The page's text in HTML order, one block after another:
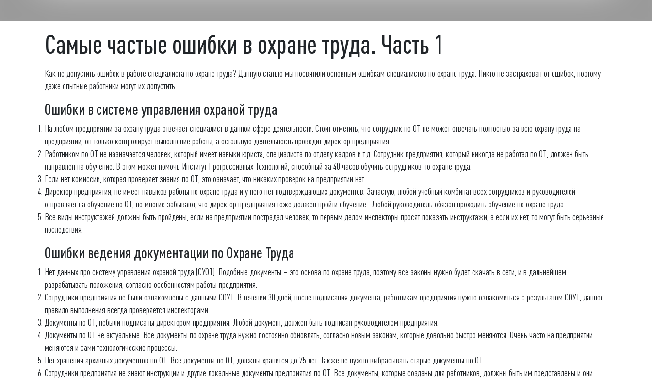
Самые частые ошибки в охране труда. Часть 1
Как не допустить ошибок в работе специалиста по охране труда? Данную статью мы посвятили основным ошибкам специалистов по охране труда. Никто не застрахован от ошибок, поэтому
даже опытные работники могут их допустить.
Ошибки в системе управления охраной труда
На любом предприятии за охрану труда отвечает специалист в данной сфере деятельности. Стоит отметить, что сотрудник по ОТ не может отвечать полностью за всю охрану труда на
предприятии, он только контролирует выполнение работы, а остальную деятельность проводит директор предприятия.
Работником по ОТ не назначается человек, который имеет навыки юриста, специалиста по отделу кадров и т.д. Сотрудник предприятия, который никогда не работал по ОТ, должен быть
направлен на обучение. В этом может помочь Институт Прогрессивных Технологий, способный за 40 часов обучить сотрудников по охране труда.
Если нет комиссии, которая проверяет знания по ОТ, это означает, что никаких проверок на предприятии нет.
Директор предприятия, не имеет навыков работы по охране труда и у него нет подтверждающих документов. Зачастую, любой учебный комбинат всех сотрудников и руководителей
отправляет на обучение по ОТ, но многие забывают, что директор предприятия тоже должен пройти обучение. Любой руководитель обязан проходить обучение по охране труда.
Все виды инструктажей должны быть пройдены, если на предприятии пострадал человек, то первым делом инспекторы просят показать инструктажи, а если их нет, то могут быть серьезные
последствия.
Ошибки ведения документации по Охране Труда
Нет данных про систему управления охраной труда (СУОТ). Подобные документы – это основа по охране труда, поэтому все законы нужно будет скачать в сети, и в дальнейшем
разрабатывать положения, согласно особенностям работы предприятия.
Сотрудники предприятия не были ознакомлены с данными СОУТ. В течении 30 дней, после подписания документа, работникам предприятия нужно ознакомиться с результатом СОУТ, данное
правило выполнения всегда проверяется инспекторами.
Документы по ОТ, небыли подписаны директором предприятия. Любой документ, должен быть подписан руководителем предприятия.
Документы по ОТ не актуальные. Все документы по охране труда нужно постоянно обновлять, согласно новым законам, которые довольно быстро меняются. Очень часто на предприятии
меняются и сами технологические процессы.
Нет хранения архивных документов по ОТ. Все документы по ОТ, должны хранится до 75 лет. Также не нужно выбрасывать старые документы по ОТ.
Сотрудники предприятия не знают инструкции и другие локальные документы предприятия по ОТ. Все документы, которые созданы для работников, должны быть им представлены и они